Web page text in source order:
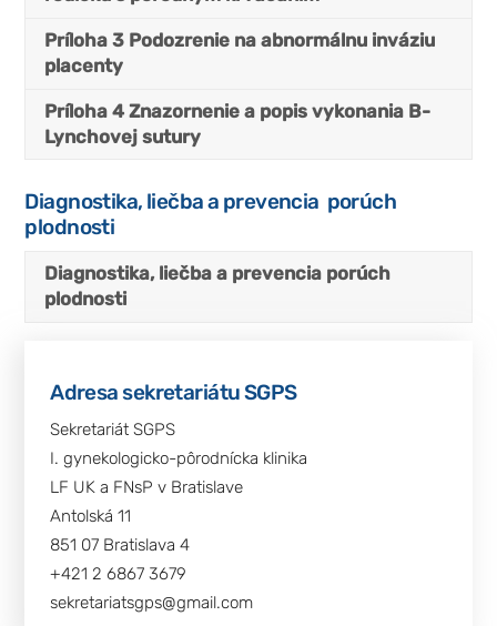
Príloha 3 Podozrenie na abnormálnu inváziu
placenty
Príloha 4 Znazornenie a popis vykonania B-
Lynchovej sutury
Diagnostika, liečba a prevencia porúch
plodnosti
Diagnostika, liečba a prevencia porúch
plodnosti
Adresa sekretariátu SGPS
Sekretariát SGPS
I. gynekologicko-pôrodnícka klinika
LF UK a FNsP v Bratislave
Antolská 11
851 07 Bratislava 4
+421 2 6867 3679
sekretariatsgps@gmail.com